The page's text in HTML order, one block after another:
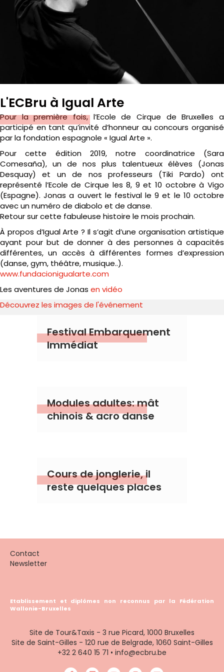
L'ECBru à Igual Arte
Pour la première fois, l’Ecole de Cirque de Bruxelles a
participé en tant qu’invité d’honneur au concours organisé
par la fondation espagnole « Igual Arte ».
Pour cette édition 2019, notre coordinatrice (Sara
Comesaña), un de nos plus talentueux élèves (Jonas
Desquay) et un de nos professeurs (Tiki Pardo) ont
représenté l’Ecole de Cirque les 8, 9 et 10 octobre à Vigo
(Espagne). Jonas a ouvert le festival le 9 et le 10 octobre
avec un numéro de diabolo et de danse.
Retour sur cette fabuleuse histoire le mois prochain.
À propos d’Igual Arte ? Il s’agit d’une organisation artistique
ayant pour but de donner à des personnes à capacités
différentes, un accès à différentes formes d’expression
(danse, gym, théâtre, musique..).
www.fundacionigualarte.com
Les aventures de Jonas en vidéo
Découvrez les images de l'événement
Festival Embarquement
Immédiat
Modules adultes: mât
chinois & acro danse
Cours de jonglerie, il
reste quelques places
Contact
Newsletter
Etablissement et diplômes non reconnus par la Fédération
Wallonie-Bruxelles
Site de Tour&Taxis - 3 rue Picard, 1000 Bruxelles
Site de Saint-Gilles - 120 rue de Belgrade, 1060 Saint-Gilles
+32 2 640 15 71 • info@ecbru.be